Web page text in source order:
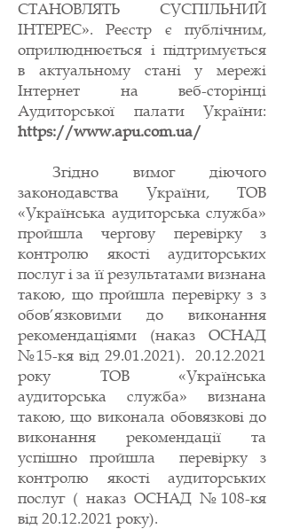
СТАНОВЛЯТЬ СУСПІЛЬНИЙ
ІНТЕРЕС». Реєстр є публічним,
оприлюднюється і підтримується
в актуальному стані у мережі
Інтернет на веб-сторінці
Аудиторської палати України:
https://www.apu.com.ua/
Згідно вимог діючого
законодавства України, ТОВ
«Українська аудиторська служба»
пройшла чергову перевірку з
контролю якості аудиторських
послуг і за її результатами визнана
такою, що пройшла перевірку з з
обов’язковими до виконання
рекомендаціями (наказ ОСНАД
№15-кя від 29.01.2021). 20.12.2021
року ТОВ «Українська
аудиторська служба» визнана
такою, що виконала обовязкові до
виконання рекомендації та
успішно пройшла перевірку з
контролю якості аудиторських
послуг ( наказ ОСНАД №108-кя
від20.12.2021 року).